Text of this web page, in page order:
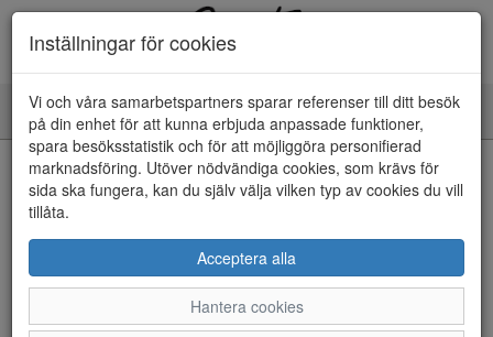
Toggle
navigation
HEM
Inställningar för cookies
Vi och våra samarbetspartners sparar referenser till ditt besök
på din enhet för att kunna erbjuda anpassade funktioner,
spara besöksstatistik och för att möjliggöra personifierad
marknadsföring. Utöver nödvändiga cookies, som krävs för
sida ska fungera, kan du själv välja vilken typ av cookies du vill
tillåta.
Acceptera alla
Hantera cookies